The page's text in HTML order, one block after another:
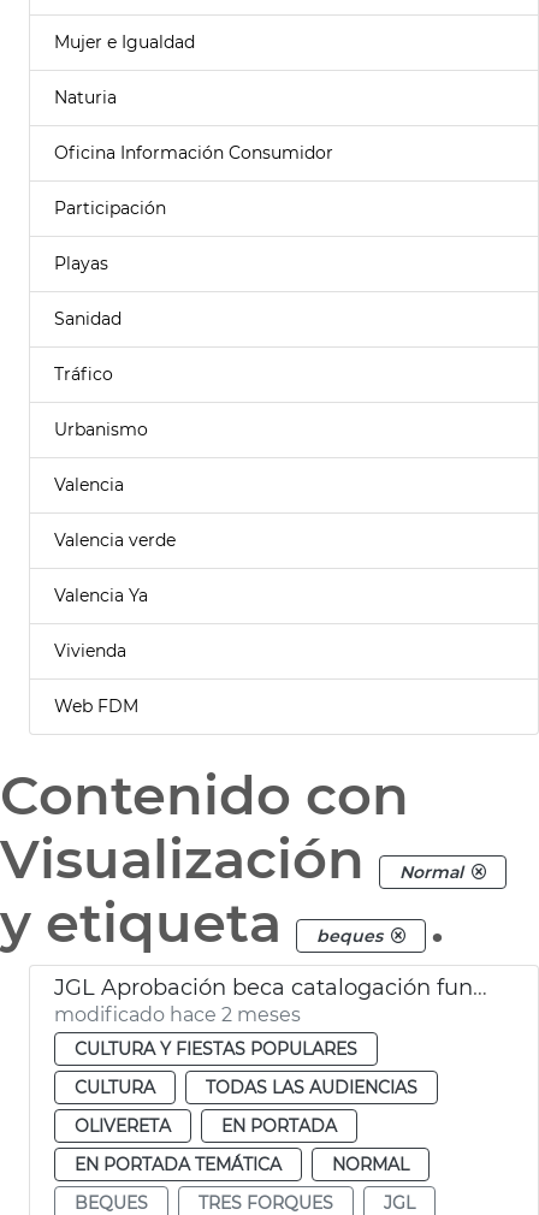
Mujer e Igualdad
Naturia
Oficina Información Consumidor
Participación
Playas
Sanidad
Tráfico
Urbanismo
Valencia
Valencia verde
Valencia Ya
Vivienda
Web FDM
Contenido con
Visualización
Normal
y etiqueta beques .
JGL Aprobación beca catalogación fundes Hemeroteca y Biblioteca Histórica València
modificado hace 2 meses
CULTURA Y FIESTAS POPULARES
CULTURA
TODAS LAS AUDIENCIAS
OLIVERETA
EN PORTADA
EN PORTADA TEMÁTICA
NORMAL
BEQUES
TRES FORQUES
JGL